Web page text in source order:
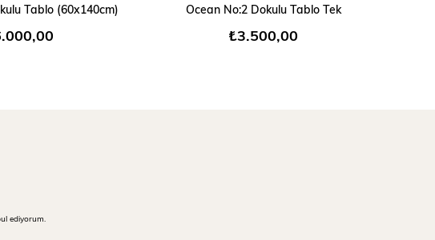
çerçeve eklendiğinde tablo ölçüsü 52x72cm olacaktır.
Tablo (60x140cm) Ocean No:2 Dokulu Tablo Tek
₺3.500,00
ediyorum.